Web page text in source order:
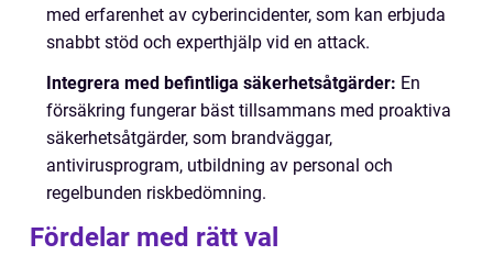
med erfarenhet av cyberincidenter, som kan erbjuda
snabbt stöd och experthjälp vid en attack.
Integrera med befintliga säkerhetsåtgärder: En
försäkring fungerar bäst tillsammans med proaktiva
säkerhetsåtgärder, som brandväggar,
antivirusprogram, utbildning av personal och
regelbunden riskbedömning.
Fördelar med rätt val